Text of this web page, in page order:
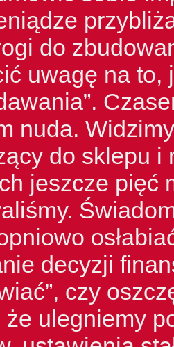
do
uwagę na to,
nuda.
do sklepu i
jeszcze pięć
decyzji
czy
że ulegniemy